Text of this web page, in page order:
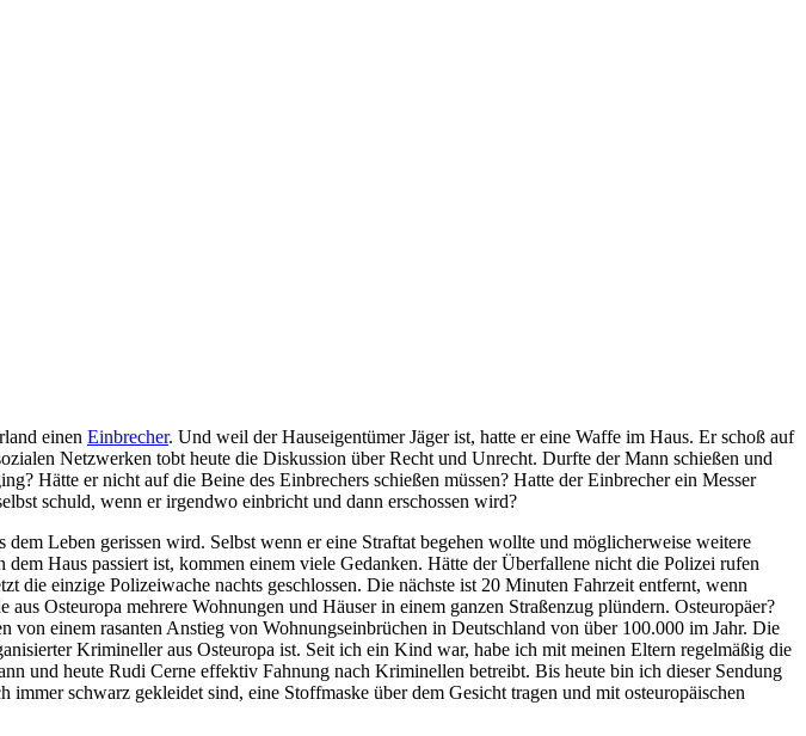
einen Einbrecher. Und weil der Hauseigentümer Jäger ist, hatte er eine Waffe im Haus. Er schoß auf
Netzwerken tobt heute die Diskussion über Recht und Unrecht. Durfte der Mann schießen und
Hätte er nicht auf die Beine des Einbrechers schießen müssen? Hatte der Einbrecher ein Messer
schuld, wenn er irgendwo einbricht und dann erschossen wird?
Leben gerissen wird. Selbst wenn er eine Straftat begehen wollte und möglicherweise weitere
Haus passiert ist, kommen einem viele Gedanken. Hätte der Überfallene nicht die Polizei rufen
einzige Polizeiwache nachts geschlossen. Die nächste ist 20 Minuten Fahrzeit entfernt, wenn
Osteuropa mehrere Wohnungen und Häuser in einem ganzen Straßenzug plündern. Osteuropäer?
einem rasanten Anstieg von Wohnungseinbrüchen in Deutschland von über 100.000 im Jahr. Die
Krimineller aus Osteuropa ist. Seit ich ein Kind war, habe ich mit meinen Eltern regelmäßig die
und heute Rudi Cerne effektiv Fahnung nach Kriminellen betreibt. Bis heute bin ich dieser Sendung
schwarz gekleidet sind, eine Stoffmaske über dem Gesicht tragen und mit osteuropäischen